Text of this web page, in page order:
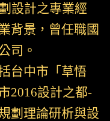
設計之專業經
背景，曾任職國
司。
台中市「草悟
2016設計之都-
劃理論研析與設